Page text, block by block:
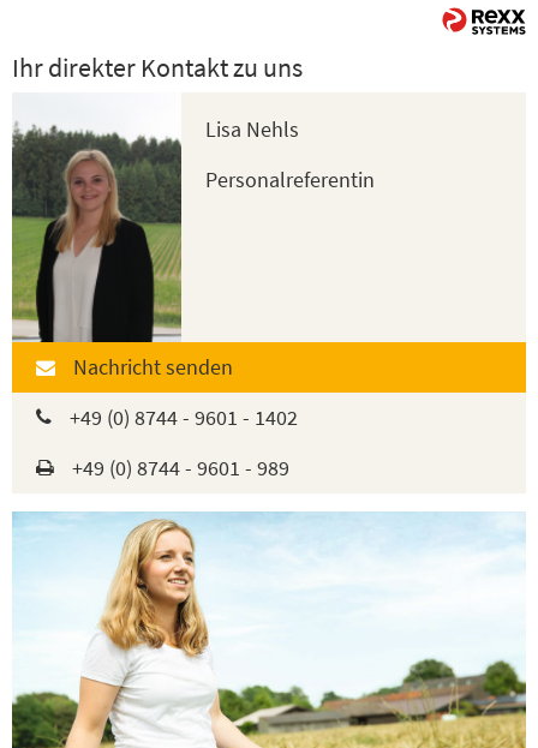
Ihr direkter Kontakt zu uns
Lisa Nehls
Personalreferentin
Nachricht senden
+49 (0) 8744 - 9601 - 1402
+49 (0) 8744 - 9601 - 989